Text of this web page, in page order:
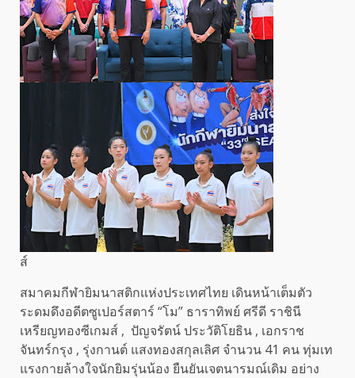
ส์
สมาคมกีฬายิมนาสติกแห่งประเทศไทย เดินหน้าเต็มตัว
ระดมดึงอดีตซูเปอร์สตาร์ “โม” ธาราทิพย์ ศรีดี ราชินี
เหรียญทองซีเกมส์ , ปัญจรัตน์ ประวัติโยธิน , เอกราช
จันทร์กรุง , รุ่งกานต์ แสงทองสกุลเลิศ จำนวน 41 คน ทุ่มเท
แรงกายล้างใจนักยิมรุ่นน้อง ยืนยันเจตนารมณ์เดิม อย่าง